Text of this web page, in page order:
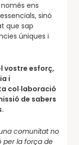
ens
sinó
que sap
úniques i
vostre esforç,
i
col·laboració
de sabers
comunitat no
per la força de